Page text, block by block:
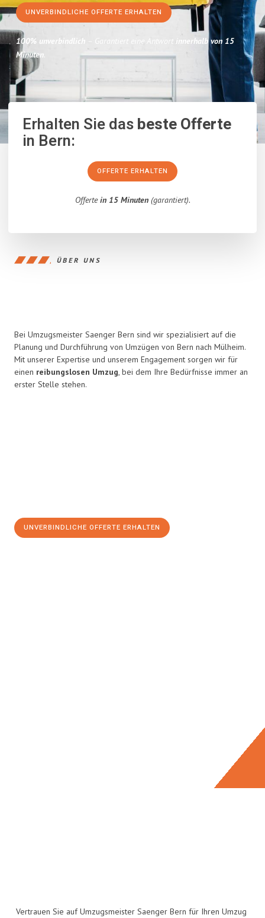
UNVERBINDLICHE OFFERTE ERHALTEN
100% unverbindlich – Garantiert eine Antwort innerhalb von 15
Minuten.
Erhalten Sie dasbeste Offerte
in Bern:
OFFERTE ERHALTEN
Offertein 15 Minuten(garantiert).
ÜBER UNS
Bei Umzugsmeister Saenger Bern sind wir spezialisiert auf die
Planung und Durchführung von Umzügen von Bern nach Mülheim.
Mit unserer Expertise und unserem Engagement sorgen wir für
einen reibungslosen Umzug, bei dem Ihre Bedürfnisse immer an
erster Stelle stehen.
UNVERBINDLICHE OFFERTE ERHALTEN
Vertrauen Sie auf Umzugsmeister Saenger Bern für Ihren Umzug